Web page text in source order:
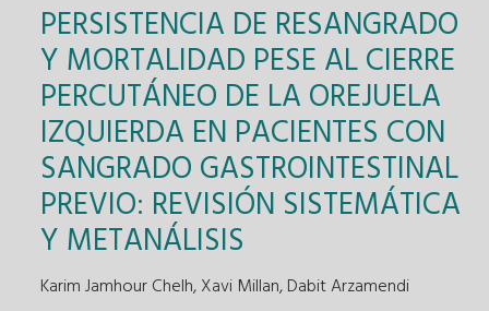
PERSISTENCIA DE RESANGRADO
Y MORTALIDAD PESE AL CIERRE
PERCUTÁNEO DE LA OREJUELA
IZQUIERDA EN PACIENTES CON
SANGRADO GASTROINTESTINAL
PREVIO: REVISIÓN SISTEMÁTICA
Y METANÁLISIS
Karim Jamhour Chelh, Xavi Millan, Dabit Arzamendi